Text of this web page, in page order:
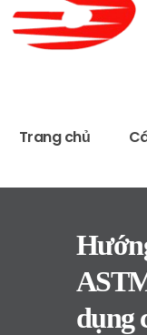
Trang chủ
dụng